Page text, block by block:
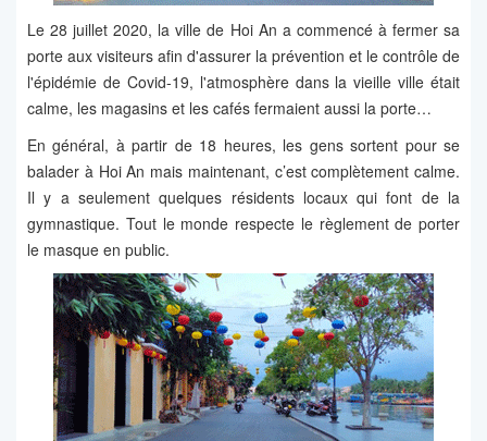
Le 28 juillet 2020, la ville de Hoi An a commencé à fermer sa
porte aux visiteurs afin d'assurer la prévention et le contrôle de
l'épidémie de Covid-19, l'atmosphère dans la vieille ville était
calme, les magasins et les cafés fermaient aussi la porte…
En général, à partir de 18 heures, les gens sortent pour se
balader à Hoi An mais maintenant, c’est complètement calme.
Il y a seulement quelques résidents locaux qui font de la
gymnastique. Tout le monde respecte le règlement de porter
le masque en public.